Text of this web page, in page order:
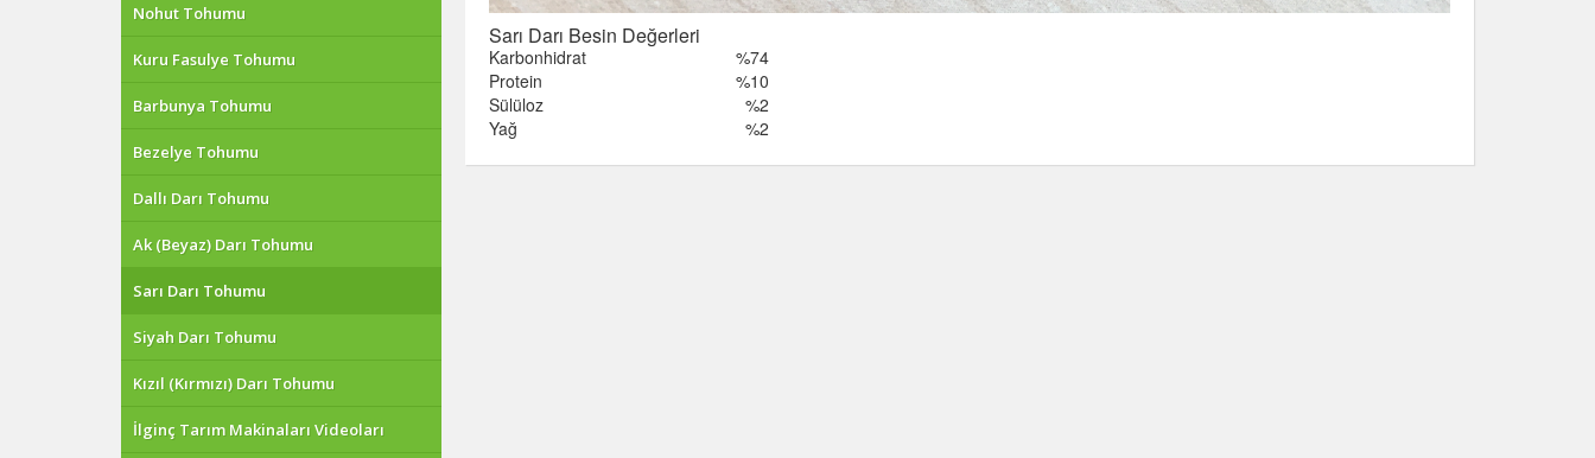
Nohut Tohumu
Kuru Fasulye Tohumu
Barbunya Tohumu
Bezelye Tohumu
Dallı Darı Tohumu
Ak (Beyaz) Darı Tohumu
Sarı Darı Tohumu
Siyah Darı Tohumu
Kızıl (Kırmızı) Darı Tohumu
İlginç Tarım Makinaları Videoları
Sarı Darı Besin Değerleri
Karbonhidrat
%74
Protein
%10
Sülüloz
%2
Yağ
%2